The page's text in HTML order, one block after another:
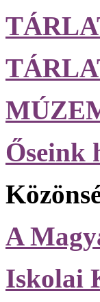
Őseink
A
Iskolai